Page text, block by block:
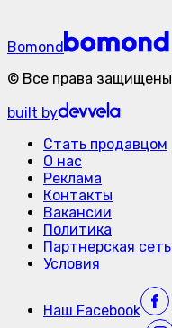
Bomond
© Все права защищены
built by
Стать продавцом
О нас
Реклама
Контакты
Вакансии
Политика
Партнерская сеть
Условия
Наш Facebook